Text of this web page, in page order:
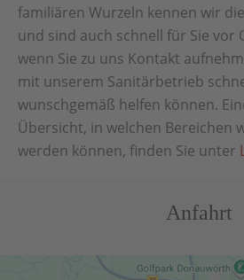
familiären Wurzeln kennen wir
und sind auch schnell für Sie vor
wenn Sie zu uns Kontakt
mit unserem Sanitärbetrieb
wunschgemäß helfen können.
Übersicht, in welchen Bereichen
werden können, finden Sie unter
Anfahrt